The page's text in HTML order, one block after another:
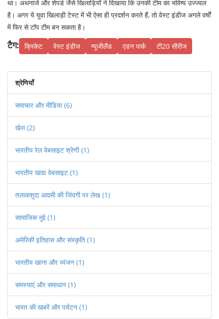
था। अथनाजे और शेपर्ड जैसे खिलाड़ियों ने दिखाया कि उनकी टीम का भविष्य उज्ज्वल
है। अगर ये युवा खिलाड़ी टेस्ट में भी ऐसा ही प्रदर्शन करते हैं, तो वेस्ट इंडीज अगले वर्षों
में फिर से टॉप टीम बन सकता है।
टैग: क्रिकेट वेस्ट इंडीज न्यूजीलैंड एडन पार्क टी20 सीरीज
श्रेणियाँ
समाचार और मीडिया(6)
खेल(2)
भारतीय रेल वेबसाइट श्रेणी(1)
भारतीय खाद्य वेबसाइट (1)
तलाकशुदा आदमी की जिंदगी पर लेख (1)
सामाजिक मुद्दे (1)
अमेरिकी इतिहास और संस्कृति (1)
भारतीय खाना और व्यंजन (1)
समस्याएं और समाधान (1)
भारत की खबरें और पर्यटन (1)